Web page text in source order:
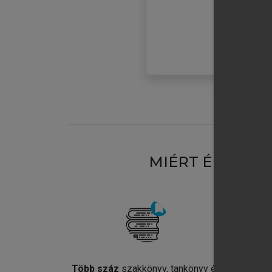
MIÉRT
Több száz szakkönyv, tankönyv és